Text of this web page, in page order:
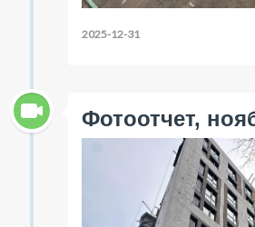
2025-12-31
Фотоотчет,